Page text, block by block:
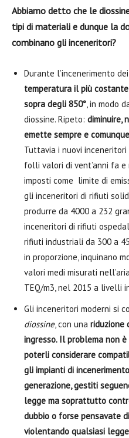
Abbiamo detto che le
tipi di materiali e dunque la
combinano gli inceneritori?
Durante l’incenerimento
temperatura il più
sopra degli 850°, in modo
diossine. Ripeto: diminuire,
emette sempre e
Tuttavia i nuovi
folli valori di vent’anni fa
imposti come limite di
gli inceneritori di rifiuti
produrre da 4000 a 232
inceneritori di rifiuti
rifiuti industriali da 300 a
in proporzione, inquinano
valori medi misurati
TEQ/m3, nel 2015 a livelli
Gli inceneritori moderni si
diossine, con una riduzione
ingresso. Il problema non
poterli considerare
gli impianti di
generazione, gestiti
legge ma soprattutto
dubbio o forse pensavate
violentando qualsiasi